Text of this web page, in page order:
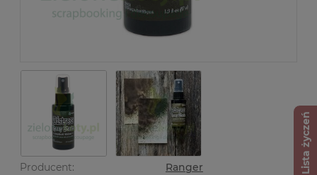
Producent:
Ranger
Lista życzeń